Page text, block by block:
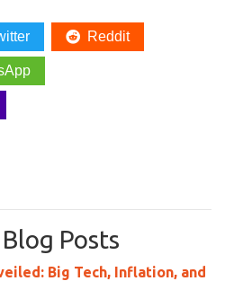
Reddit
Posts
Big Tech, Inflation, and